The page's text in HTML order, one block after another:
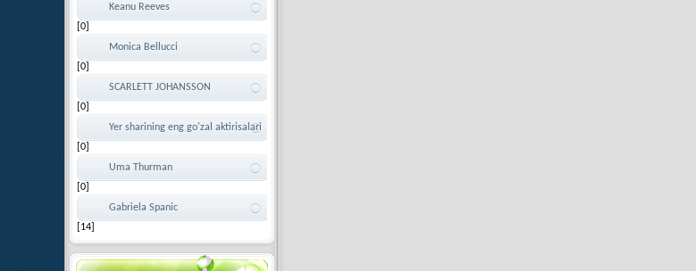
Keanu Reeves
[0]
Monica Bellucci
[0]
SCARLETT JOHANSSON
[0]
Yer sharining eng go'zal aktirisalari
[0]
Uma Thurman
[0]
Gabriela Spanic
[14]